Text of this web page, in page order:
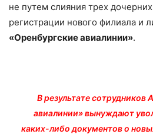
не путем слияния трех
регистрации нового филиала и
«Оренбургские авиалинии».
В результате сотрудников
авиалинии» вынуждают
каких-либо документов о